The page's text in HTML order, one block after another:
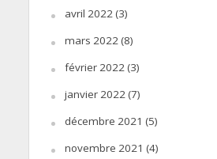
avril 2022(3)
mars 2022(8)
février 2022(3)
janvier 2022(7)
décembre 2021 (5)
novembre 2021 (4)